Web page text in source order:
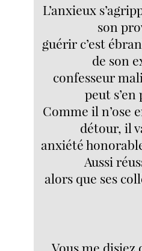
L’anxieux
son
guérir c’est
de son
confesseur
peut s’en
Comme il n’ose
détour, il
anxiété
Aussi
alors que ses
Vous me disiez